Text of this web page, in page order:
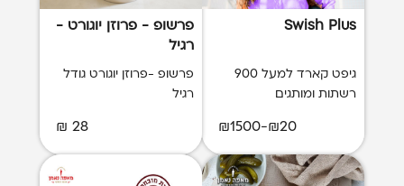
Swish Plus
גיפט קארד למעל 900
רשתות ומותגים
₪20-₪1500
פרשופ - פרוזן יוגורט -
רגיל
פרשופ -פרוזן יוגורט גודל
רגיל
28 ₪